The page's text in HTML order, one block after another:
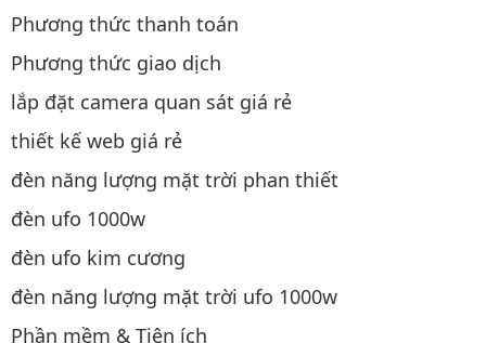
Phương thức thanh toán
Phương thức giao dịch
lắp đặt camera quan sát giá rẻ
thiết kế web giá rẻ
đèn năng lượng mặt trời phan thiết
đèn ufo 1000w
đèn ufo kim cương
đèn năng lượng mặt trời ufo 1000w
Phần mềm & Tiện ích